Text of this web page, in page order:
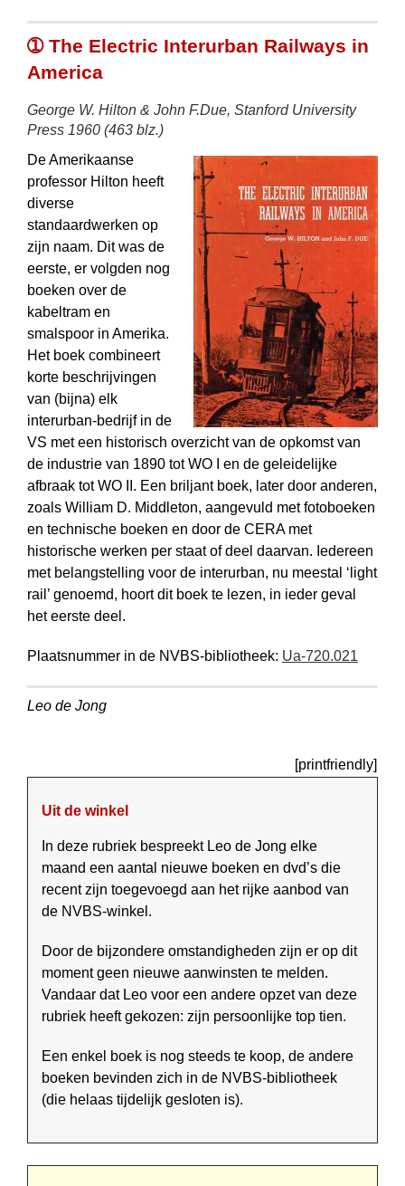
➀ The Electric Interurban Railways in
America
George W. Hilton & John F.Due, Stanford University
Press 1960 (463 blz.)
De Amerikaanse
professor Hilton heeft
diverse
standaardwerken op
zijn naam. Dit was de
eerste, er volgden nog
boeken over de
kabeltram en
smalspoor in Amerika.
Het boek combineert
korte beschrijvingen
van (bijna) elk
interurban-bedrijf in de
VS met een historisch overzicht van de opkomst van
de industrie van 1890 tot WO I en de geleidelijke
afbraak tot WO II. Een briljant boek, later door anderen,
zoals William D. Middleton, aangevuld met fotoboeken
en technische boeken en door de CERA met
historische werken per staat of deel daarvan. Iedereen
met belangstelling voor de interurban, nu meestal ‘light
rail’ genoemd, hoort dit boek te lezen, in ieder geval
het eerste deel.
Plaatsnummer in de NVBS-bibliotheek: Ua-720.021
Leo de Jong
[printfriendly]
Uit de winkel
In deze rubriek bespreekt Leo de Jong elke
maand een aantal nieuwe boeken en dvd’s die
recent zijn toegevoegd aan het rijke aanbod van
de NVBS-winkel.
Door de bijzondere omstandigheden zijn er op dit
moment geen nieuwe aanwinsten te melden.
Vandaar dat Leo voor een andere opzet van deze
rubriek heeft gekozen: zijn persoon­lijke top tien.
Een enkel boek is nog steeds te koop, de andere
boeken bevinden zich in de NVBS-bibliotheek
(die helaas tijdelijk gesloten is).